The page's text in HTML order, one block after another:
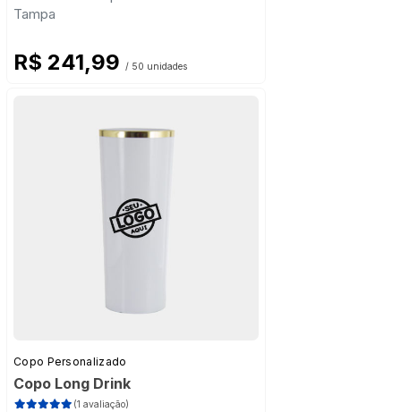
Tampa
R$ 241,99 / 50 unidades
Copo Personalizado
Copo Long Drink
(1 avaliação)